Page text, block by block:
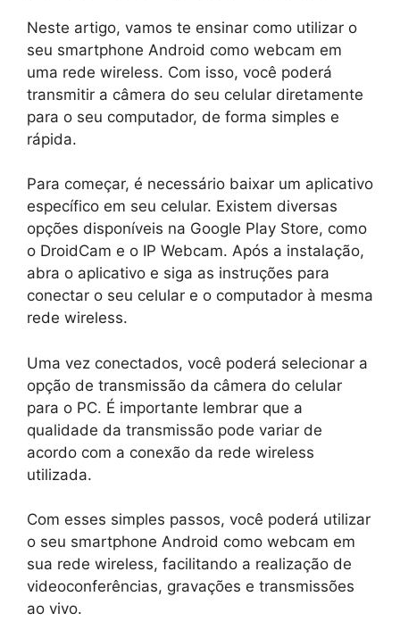
Neste artigo, vamos te ensinar como utilizar o
seu smartphone Android como webcam em
uma rede wireless. Com isso, você poderá
transmitir a câmera do seu celular diretamente
para o seu computador, de forma simples e
rápida.
Para começar, é necessário baixar um aplicativo
específico em seu celular. Existem diversas
opções disponíveis na Google Play Store, como
o DroidCam e o IP Webcam. Após a instalação,
abra o aplicativo e siga as instruções para
conectar o seu celular e o computador à mesma
rede wireless.
Uma vez conectados, você poderá selecionar a
opção de transmissão da câmera do celular
para o PC. É importante lembrar que a
qualidade da transmissão pode variar de
acordo com a conexão da rede wireless
utilizada.
Com esses simples passos, você poderá utilizar
o seu smartphone Android como webcam em
sua rede wireless, facilitando a realização de
videoconferências, gravações e transmissões
ao vivo.